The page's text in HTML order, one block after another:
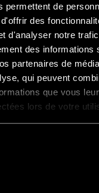
permettent de
des
d'analyser notre
des informations
partenaires de
qui peuvent
que vous
lors de votre